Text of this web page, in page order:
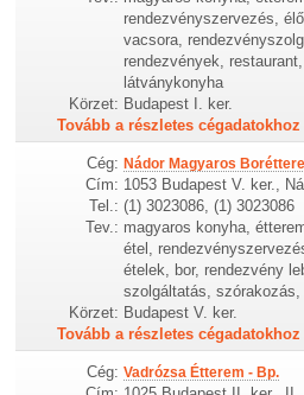
rendezvényszervezés,
vacsora,
rendezvények,
látványkonyha
Körzet: Budapest I. ker.
Tovább a részletes cégadatokhoz
Cég: Nádor Magyaros
Cím: 1053 Budapest V. ker.,
Tel.: (1) 3023086, (1) 3023086
Tev.: magyaros konyha,
étel,
ételek, bor, rendezvény
szolgáltatás,
Körzet: Budapest V. ker.
Tovább a részletes cégadatokhoz
Cég: Vadrózsa Étterem - Bp.